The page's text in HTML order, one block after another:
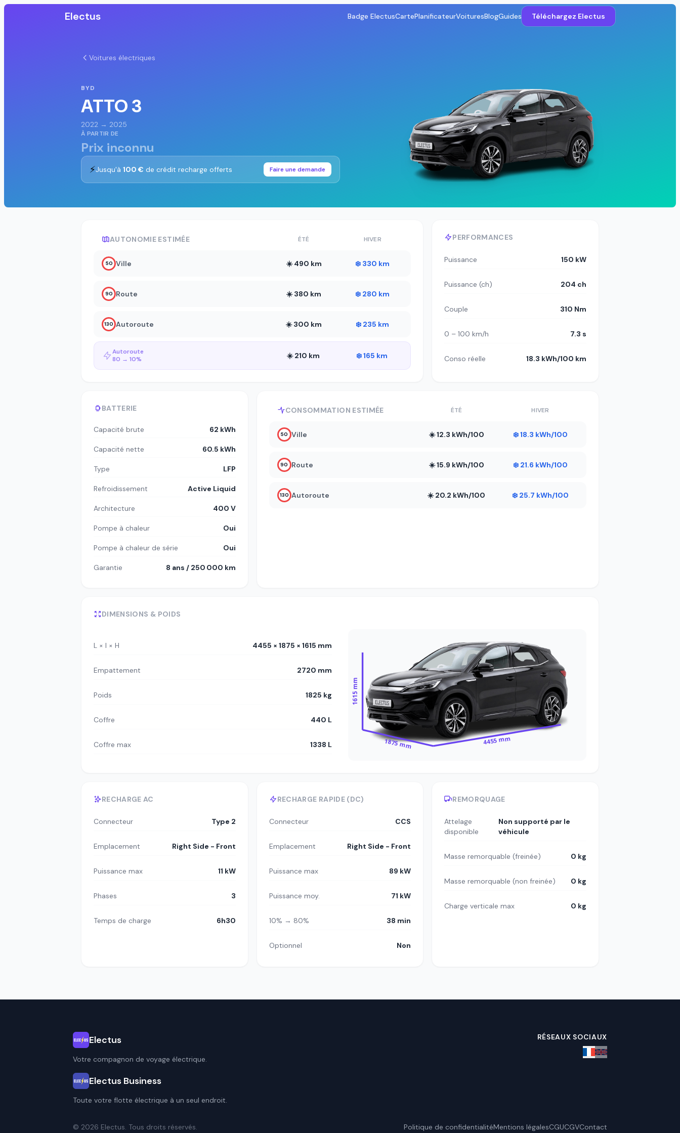
Electus Badge ElectusCartePlanificateurVoituresBlogGuides Téléchargez Electus
Voitures électriques
BYD
ATTO 3
2022 → 2025
À PARTIR DE
Prix inconnu
⚡Jusqu'à 100 € de crédit recharge offerts Faire une demande
AUTONOMIE ESTIMÉE ÉTÉ HIVER
50 Ville ☀️ 490 km ❄️ 330 km
90 Route ☀️ 380 km ❄️ 280 km
130 Autoroute ☀️ 300 km ❄️ 235 km
Autoroute
80 → 10%
☀️ 210 km ❄️ 165 km
PERFORMANCES
Puissance 150 kW
Puissance (ch) 204 ch
Couple 310 Nm
0 – 100 km/h 7.3 s
Conso réelle 18.3 kWh/100 km
BATTERIE
Capacité brute 62 kWh
Capacité nette 60.5 kWh
Type LFP
Refroidissement Active Liquid
Architecture 400 V
Pompe à chaleur Oui
Pompe à chaleur de série Oui
Garantie 8 ans / 250 000 km
CONSOMMATION ESTIMÉE ÉTÉ HIVER
50 Ville ☀️ 12.3 kWh/100 ❄️ 18.3 kWh/100
90 Route ☀️ 15.9 kWh/100 ❄️ 21.6 kWh/100
130 Autoroute ☀️ 20.2 kWh/100 ❄️ 25.7 kWh/100
DIMENSIONS & POIDS
L × l × H 4455 × 1875 × 1615 mm
Empattement 2720 mm
Poids 1825 kg
Coffre 440 L
Coffre max 1338 L
1615 mm
1875 mm 4455 mm
RECHARGE AC
Connecteur Type 2
Emplacement Right Side - Front
Puissance max 11 kW
Phases 3
Temps de charge 6h30
RECHARGE RAPIDE (DC)
Connecteur CCS
Emplacement Right Side - Front
Puissance max 89 kW
Puissance moy. 71 kW
10% → 80% 38 min
Optionnel Non
REMORQUAGE
Attelage
disponible
Non supporté par le
véhicule
Masse remorquable (freinée) 0 kg
Masse remorquable (non freinée) 0 kg
Charge verticale max 0 kg
Electus
Votre compagnon de voyage électrique.
Electus Business
Toute votre flotte électrique à un seul endroit.
RÉSEAUX SOCIAUX
© 2026 Electus. Tous droits réservés. Politique de confidentialitéMentions légalesCGUCGVContact